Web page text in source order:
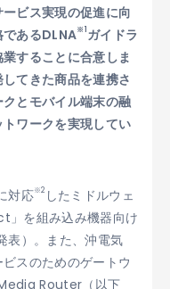
ビス実現の促進に向
あるDLNA※1ガイドラ
することに合意しま
てきた商品を連携さ
とモバイル端末の融
ワークを実現してい
対応※2 したミドルウェ
を組み込み機器向け
表）。また、沖電気
スのためのゲートウ
Router（以下